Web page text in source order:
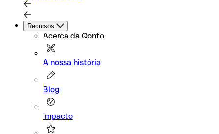
Recursos
Acerca da Qonto
A nossa história
Blog
Impacto